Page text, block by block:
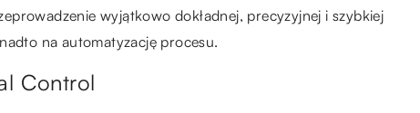
wyjątkowo dokładnej, precyzyjnej i szybkiej
na automatyzację procesu.
Control